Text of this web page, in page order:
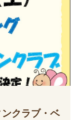
クラブ・ベ